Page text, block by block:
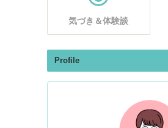
気づき＆体験談
Profile